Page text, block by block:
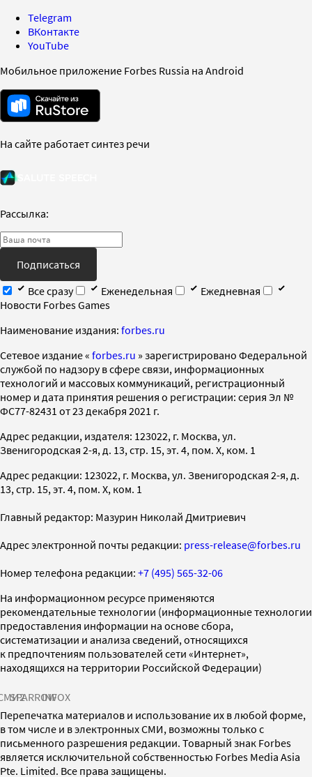
Telegram
ВКонтакте
YouTube
Мобильное приложение Forbes Russia на Android
На сайте работает синтез речи
Рассылка:
Подписаться
Все сразу
Еженедельная
Ежедневная
Новости Forbes Games
Наименование издания: forbes.ru
Cетевое издание « forbes.ru » зарегистрировано Федеральной
службой по надзору в сфере связи, информационных
технологий и массовых коммуникаций, регистрационный
номер и дата принятия решения о регистрации: серия Эл №
ФС77-82431 от 23 декабря 2021 г.
Адрес редакции, издателя: 123022, г. Москва, ул.
Звенигородская 2-я, д. 13, стр. 15, эт. 4, пом. X, ком. 1
Адрес редакции: 123022, г. Москва, ул. Звенигородская 2-я, д.
13, стр. 15, эт. 4, пом. X, ком. 1
Главный редактор: Мазурин Николай Дмитриевич
Адрес электронной почты редакции: press-release@forbes.ru
Номер телефона редакции: +7 (495) 565-32-06
На информационном ресурсе применяются
рекомендательные технологии (информационные технологии
предоставления информации на основе сбора,
систематизации и анализа сведений, относящихся
к предпочтениям пользователей сети «Интернет»,
находящихся на территории Российской Федерации)
SPARROWINFOX
Перепечатка материалов и использование их в любой форме,
в том числе и в электронных СМИ, возможны только с
письменного разрешения редакции. Товарный знак Forbes
является исключительной собственностью Forbes Media Asia
Pte. Limited. Все права защищены.